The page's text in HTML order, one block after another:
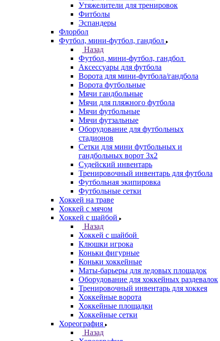
Утяжелители для тренировок
Фитболы
Эспандеры
Флорбол
Футбол, мини-футбол, гандбол
Назад
Футбол, мини-футбол, гандбол
Аксессуары для футбола
Ворота для мини-футбола/гандбола
Ворота футбольные
Мячи гандбольные
Мячи для пляжного футбола
Мячи футбольные
Мячи футзальные
Оборудование для футбольных
стадионов
Сетки для мини футбольных и
гандбольных ворот 3х2
Судейский инвентарь
Тренировочный инвентарь для футбола
Футбольная экипировка
Футбольные сетки
Хоккей на траве
Хоккей с мячом
Хоккей с шайбой
Назад
Хоккей с шайбой
Клюшки игрока
Коньки фигурные
Коньки хоккейные
Маты-барьеры для ледовых площадок
Оборудование для хоккейных раздевалок
Тренировочный инвентарь для хоккея
Хоккейные ворота
Хоккейные площадки
Хоккейные сетки
Хореография
Назад